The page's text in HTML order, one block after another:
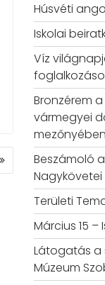
Húsvéti
Iskolai
Víz
Bronzérem
vármegyei
mezőnyében
Beszámoló
Nagykövetei
Területi
Március 15 –
Látogatás a
Múzeum